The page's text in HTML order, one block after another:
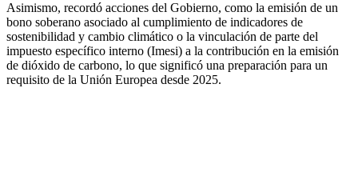
Asimismo, recordó acciones del Gobierno, como la emisión de un
bono soberano asociado al cumplimiento de indicadores de
sostenibilidad y cambio climático o la vinculación de parte del
impuesto específico interno (Imesi) a la contribución en la emisión
de dióxido de carbono, lo que significó una preparación para un
requisito de la Unión Europea desde 2025.